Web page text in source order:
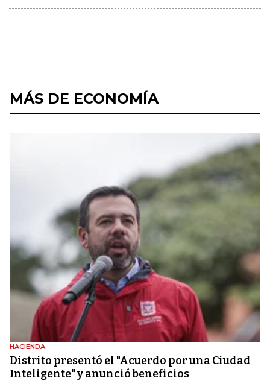
MÁS DE ECONOMÍA
HACIENDA
Distrito presentó el "Acuerdo por una Ciudad
Inteligente" y anunció beneficios